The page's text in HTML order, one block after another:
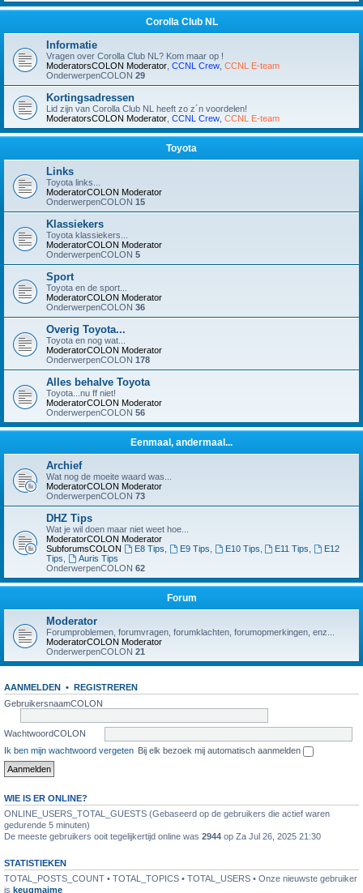
Corolla Club NL
Informatie
Vragen over Corolla Club NL? Kom maar op !
ModeratorsCOLON Moderator CCNL Crew CCNL E-team
OnderwerpenCOLON 29
Kortingsadressen
Lid zijn van Corolla Club NL heeft zo z´n voordelen!
ModeratorsCOLON Moderator CCNL Crew CCNL E-team
Toyota
Links
Toyota links...
ModeratorCOLON Moderator
OnderwerpenCOLON 15
Klassiekers
Toyota klassiekers...
ModeratorCOLON Moderator
OnderwerpenCOLON 5
Sport
Toyota en de sport...
ModeratorCOLON Moderator
OnderwerpenCOLON 36
Overig Toyota...
Toyota en nog wat...
ModeratorCOLON Moderator
OnderwerpenCOLON 178
Alles behalve Toyota
Toyota...nu ff niet!
ModeratorCOLON Moderator
OnderwerpenCOLON 56
Eenmaal, andermaal...
Archief
Wat nog de moeite waard was...
ModeratorCOLON Moderator
OnderwerpenCOLON 73
DHZ Tips
Wat je wil doen maar niet weet hoe...
ModeratorCOLON Moderator
SubforumsCOLON
E8 Tips E9 Tips E10 Tips E11 Tips
E12
Tips
Auris Tips
OnderwerpenCOLON 62
Forum
Moderator
Forumproblemen, forumvragen, forumklachten, forumopmerkingen, enz...
ModeratorCOLON Moderator
OnderwerpenCOLON 21
AANMELDEN • REGISTREREN
GebruikersnaamCOLON
WachtwoordCOLON
Ik ben mijn wachtwoord vergeten Bij elk bezoek mij automatisch aanmelden
WIE IS ER ONLINE?
ONLINE_USERS_TOTAL_GUESTS (Gebaseerd op de gebruikers die actief waren
gedurende 5 minuten)
De meeste gebruikers ooit tegelijkertijd online was 2944 op Za Jul 26, 2025 21:30
STATISTIEKEN
TOTAL_POSTS_COUNT • TOTAL_TOPICS • TOTAL_USERS • Onze nieuwste gebruiker
is keugmaime